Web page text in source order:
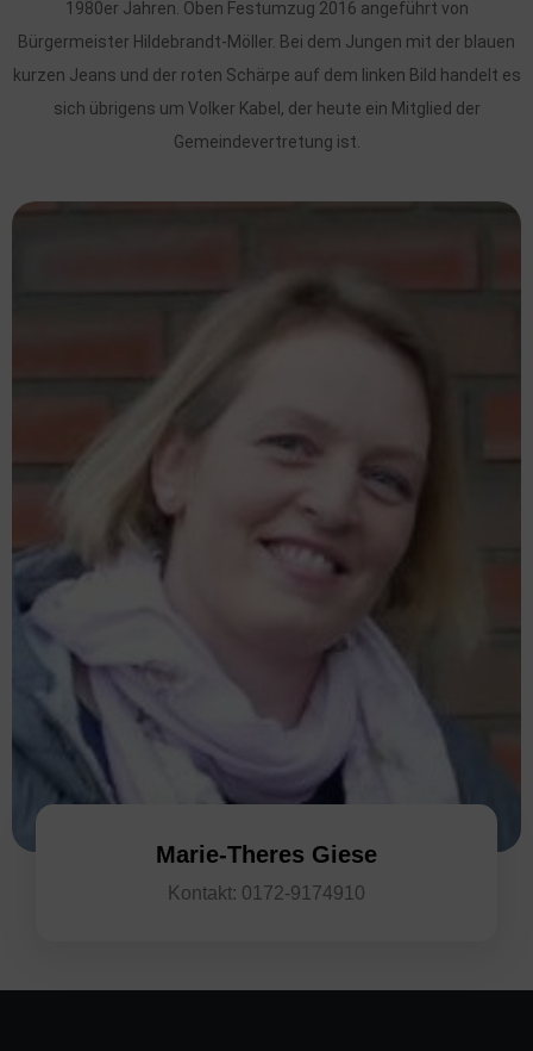
1980er Jahren. Oben Festumzug 2016 angeführt von
Bürgermeister Hildebrandt-Möller. Bei dem Jungen mit der blauen
kurzen Jeans und der roten Schärpe auf dem linken Bild handelt es
sich übrigens um Volker Kabel, der heute ein Mitglied der
Gemeindevertretung ist.
Marie-Theres Giese
Kontakt: 0172-9174910